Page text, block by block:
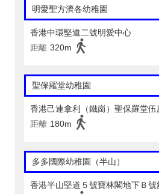
明愛聖方濟各幼稚園
香港中環堅道二號明愛中心
距離 320m
聖保羅堂幼稚園
香港己連拿利（鐵崗）聖保羅堂伍
距離 180m
多多國際幼稚園（半山）
香港半山堅道５號寶林閣地下Ｂ號